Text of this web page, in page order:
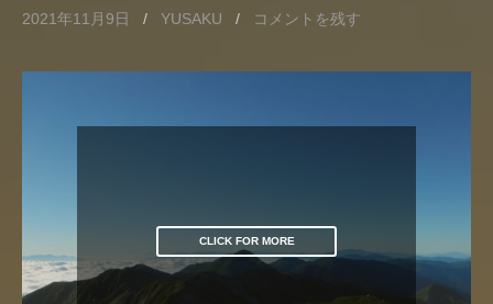
2021年11月9日 / YUSAKU / コメントを残す
CLICK FOR MORE